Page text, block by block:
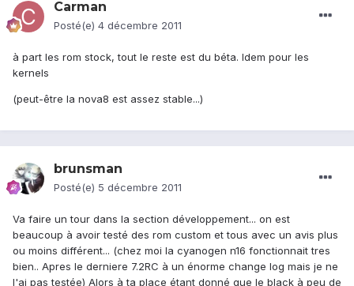
Carman
Posté(e) 4 décembre 2011
à part les rom stock, tout le reste est du béta. Idem pour les
kernels
(peut-être la nova8 est assez stable...)
brunsman
Posté(e) 5 décembre 2011
Va faire un tour dans la section développement... on est
beaucoup à avoir testé des rom custom et tous avec un avis plus
ou moins différent... (chez moi la cyanogen n16 fonctionnait tres
bien.. Apres le derniere 7.2RC à un énorme change log mais je ne
l'ai pas testée) Alors à ta place étant donné que le black à peu de